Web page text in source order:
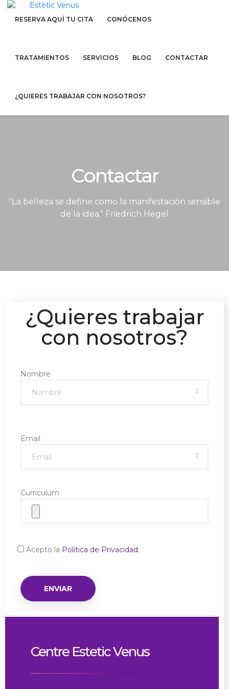
RESERVA AQUÍ TU CITA CONÓCENOS
TRATAMIENTOS SERVICIOS BLOG CONTACTAR
¿QUIERES TRABAJAR CON NOSOTROS?
Contactar
"La belleza se define como la manifestación sensible
de la idea." Friedrich Hegel
¿Quieres trabajar
con nosotros?
Nombre
Email
Curriculum
Acepto la Política de Privacidad.
Centre Estetic Venus